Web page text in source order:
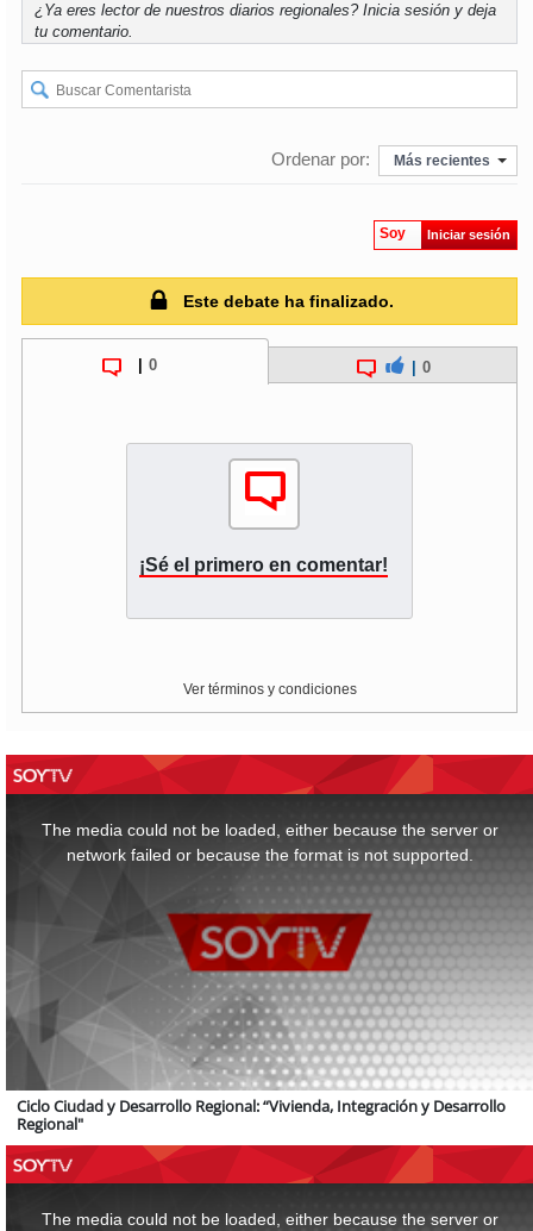
¿Ya eres lector de nuestros diarios regionales?Inicia sesión y deja
tu comentario.
Ordenar por: Más recientes
Soy Iniciar sesión
Este debate ha finalizado.
0 0
¡Sé el primero en comentar!
Ver términos y condiciones
The media could not be loaded, either because the server or
network failed or because the format is not supported.
Ciclo Ciudad y Desarrollo Regional: “Vivienda, Integración y Desarrollo
Regional"
The media could not be loaded, either because the server or